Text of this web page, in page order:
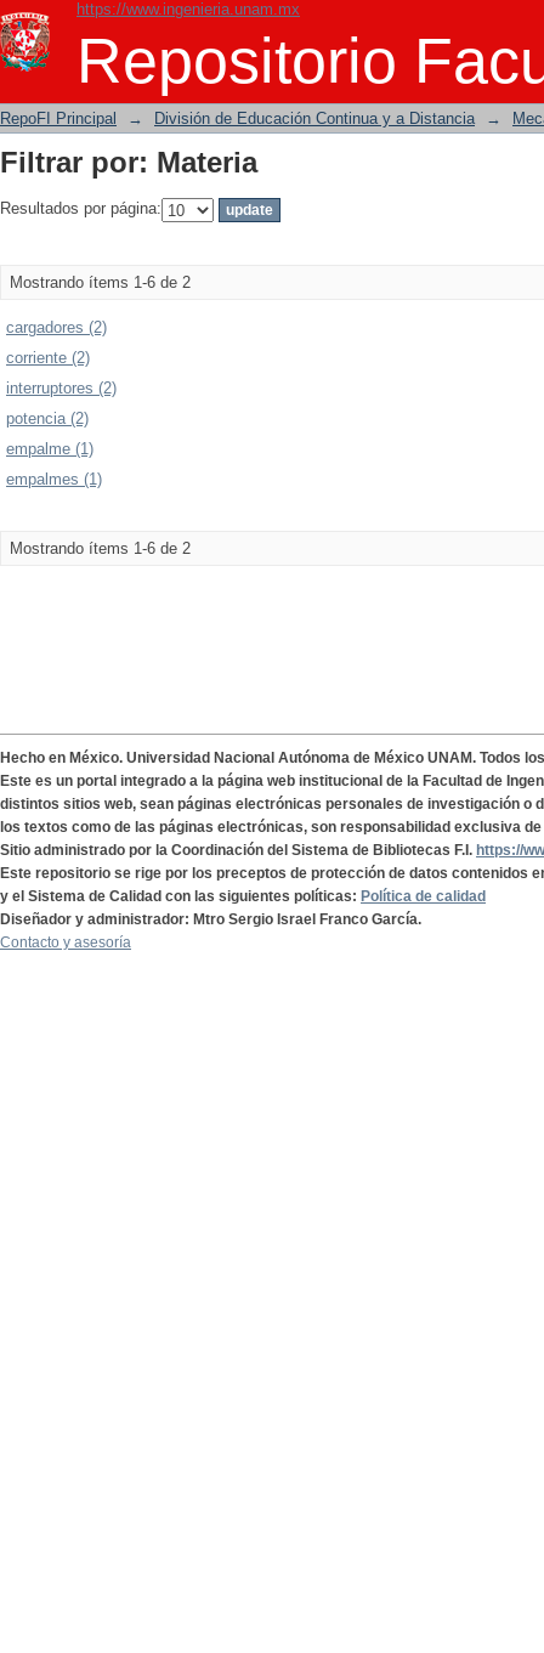
https://www.ingenieria.unam.mx
Repositorio
Filtrar por: Materia
RepoFI Principal → División de Educación Continua y a Distancia →
Filtrar por: Materia
Resultados por página:
Mostrando ítems 1-6 de 2
cargadores (2)
corriente (2)
interruptores (2)
potencia (2)
empalme (1)
empalmes (1)
Mostrando ítems 1-6 de 2
Hecho en México. Universidad Nacional Autónoma de México UNAM. Todos
Este es un portal integrado a la página web institucional de la Facultad de
distintos sitios web, sean páginas electrónicas personales de investigación o
los textos como de las páginas electrónicas, son responsabilidad exclusiva
Sitio administrado por la Coordinación del Sistema de Bibliotecas F.I. https://
Este repositorio se rige por los preceptos de protección de datos contenidos
y el Sistema de Calidad con las siguientes políticas: Política de calidad
Diseñador y administrador: Mtro Sergio Israel Franco García.
Contacto y asesoría